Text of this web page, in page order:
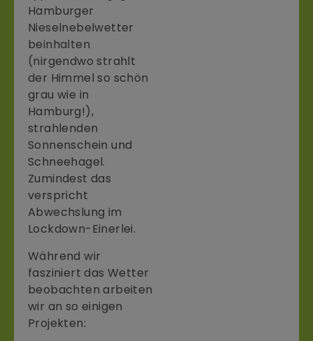
Hamburger
Nieselnebelwetter
beinhalten
(nirgendwo strahlt
der Himmel so schön
grau wie in
Hamburg!),
strahlenden
Sonnenschein und
Schneehagel.
Zumindest das
verspricht
Abwechslung im
Lockdown-Einerlei.
Während wir
fasziniert das Wetter
beobachten arbeiten
wir an so einigen
Projekten: